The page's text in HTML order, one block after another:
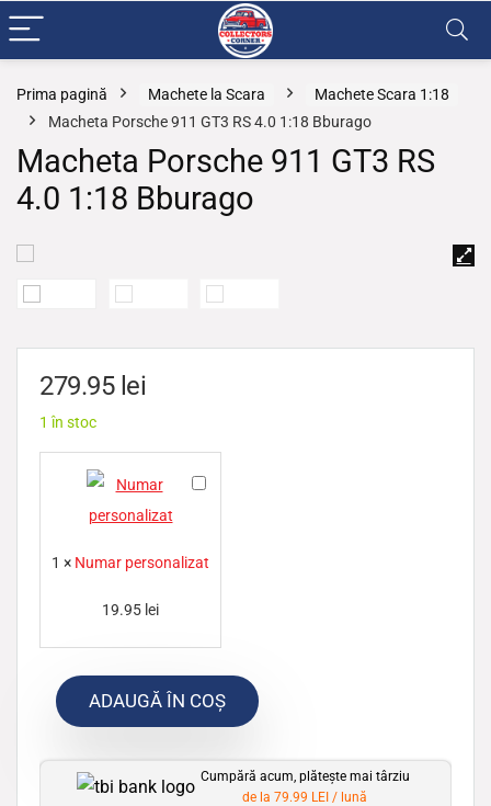
Prima pagină Machete la Scara
Machete Scara 1:18
Macheta Porsche 911 GT3 RS 4.0 1:18 Bburago
Macheta Porsche 911 GT3 RS
4.0 1:18 Bburago
279.95 lei
1 în stoc
N
r
s
n
1 × Numar personalizat
19.95 lei
ADAUGĂ ÎN COȘ
Cumpără acum, plătește mai târziu
de la 79.99 LEI / lună